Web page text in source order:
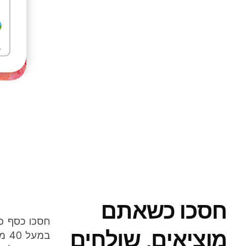
חסכו כשאתם
מוציאים, שולחים